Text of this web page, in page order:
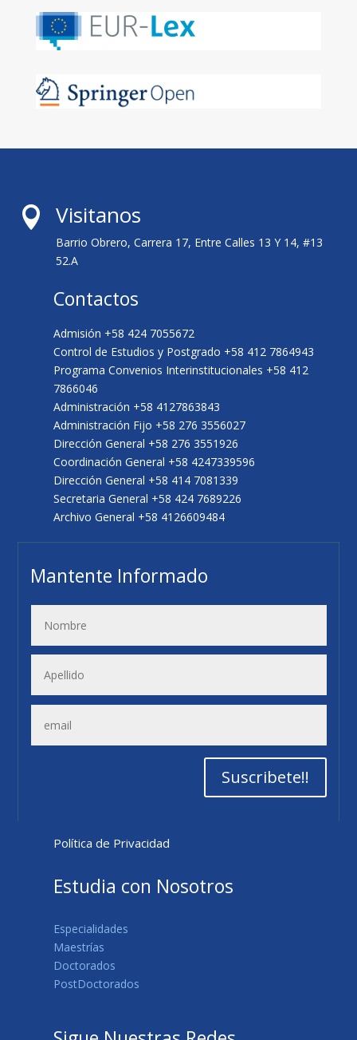
 Visitanos
Barrio Obrero, Carrera 17, Entre Calles 13 Y 14, #13
52.A
Contactos
Admisión +58 424 7055672
Control de Estudios y Postgrado +58 412 7864943
Programa Convenios Interinstitucionales +58 412
7866046
Administración +58 4127863843
Administración Fijo +58 276 3556027
Dirección General +58 276 3551926
Coordinación General +58 4247339596
Dirección General +58 414 7081339
Secretaria General +58 424 7689226
Archivo General +58 4126609484
Mantente Informado
Suscribete!!
Política de Privacidad
Estudia con Nosotros
Especialidades
Maestrías
Doctorados
PostDoctorados